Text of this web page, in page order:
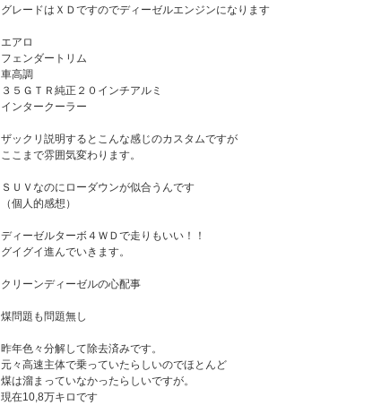
グレードはＸＤですのでディーゼルエンジンになります
エアロ
フェンダートリム
車高調
３５ＧＴＲ純正２０インチアルミ
インタークーラー
ザックリ説明するとこんな感じのカスタムですが
ここまで雰囲気変わります。
ＳＵＶなのにローダウンが似合うんです
（個人的感想）
ディーゼルターボ４ＷＤで走りもいい！！
グイグイ進んでいきます。
クリーンディーゼルの心配事
煤問題も問題無し
昨年色々分解して除去済みです。
元々高速主体で乗っていたらしいのでほとんど
煤は溜まっていなかったらしいですが。
現在10,8万キロです